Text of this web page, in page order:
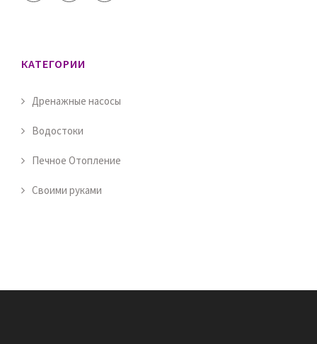
КАТЕГОРИИ
Дренажные насосы
Водостоки
Печное Отопление
Своими руками